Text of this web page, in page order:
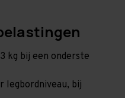
kg bij een onderste
legbordniveau, bij